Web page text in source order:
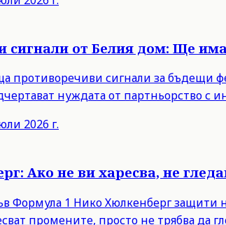
сигнали от Белия дом: Ще
противоречиви сигнали за бъдещи
нуждата от партньорство с
2026 г.
Ако не ви харесва, не
Формула 1 Нико Хюлкенберг защити
промените, просто не трябва да